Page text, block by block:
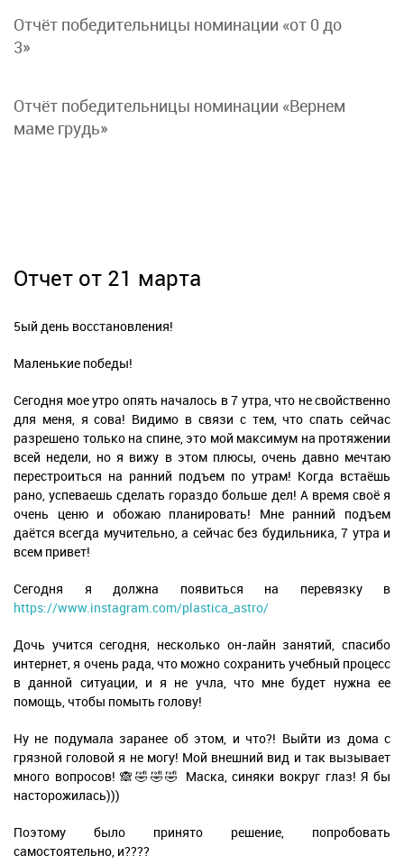
Отчёт победительницы номинации «от 0 до
3»
Отчёт победительницы номинации «Вернем
маме грудь»
Отчет от 21 марта
5ый день восстановления!
Маленькие победы!
Сегодня мое утро опять началось в 7 утра, что не свойственно
для меня, я сова! Видимо в связи с тем, что спать сейчас
разрешено только на спине, это мой максимум на протяжении
всей недели, но я вижу в этом плюсы, очень давно мечтаю
перестроиться на ранний подъем по утрам! Когда встаёшь
рано, успеваешь сделать гораздо больше дел! А время своё я
очень ценю и обожаю планировать! Мне ранний подъем
даётся всегда мучительно, а сейчас без будильника, 7 утра и
всем привет!
Сегодня я должна появиться на перевязку в
https://www.instagram.com/plastica_astro/
Дочь учится сегодня, несколько он-лайн занятий, спасибо
интернет, я очень рада, что можно сохранить учебный процесс
в данной ситуации, и я не учла, что мне будет нужна ее
помощь, чтобы помыть голову!
Ну не подумала заранее об этом, и что?! Выйти из дома с
грязной головой я не могу! Мой внешний вид и так вызывает
много вопросов! 🙈🤣🤣🤣 Маска, синяки вокруг глаз! Я бы
насторожилась)))
Поэтому было принято решение, попробовать
самостоятельно, и????